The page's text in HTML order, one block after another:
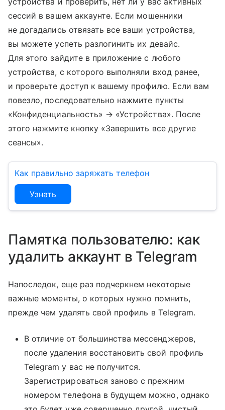
сессий в вашем аккаунте. Если мошенники
не догадались отвязать все ваши устройства,
вы можете успеть разлогинить их девайс.
Для этого зайдите в приложение с любого
устройства, с которого выполняли вход ранее,
и проверьте доступ к вашему профилю. Если вам
повезло, последовательно нажмите пункты
«Конфиденциальность» → «Устройства». После
этого нажмите кнопку «Завершить все другие
сеансы».
Как правильно заряжать телефон
Узнать
Памятка пользователю: как
удалить аккаунт в Telegram
Напоследок, еще раз подчеркнем некоторые
важные моменты, о которых нужно помнить,
прежде чем удалять свой профиль в Telegram.
В отличие от большинства мессенджеров,
после удаления восстановить свой профиль
Telegram у вас не получится.
Зарегистрироваться заново с прежним
номером телефона в будущем можно, однако